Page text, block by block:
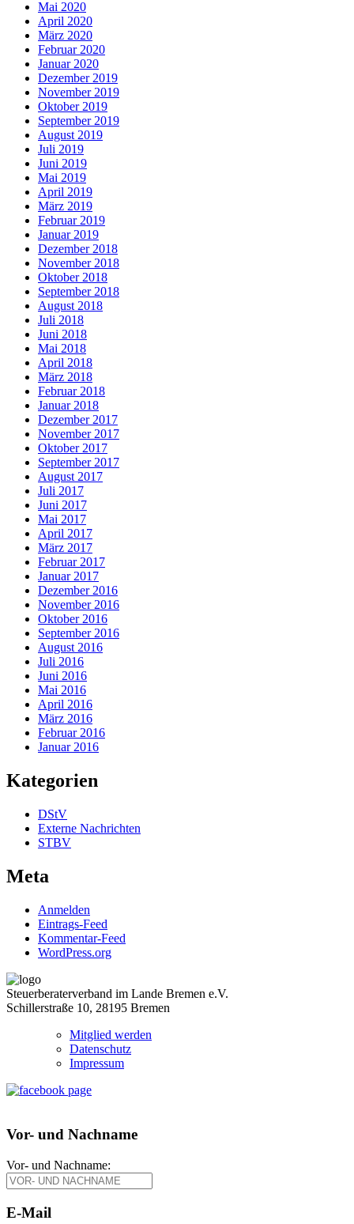
Mai 2020
April 2020
März 2020
Februar 2020
Januar 2020
Dezember 2019
November 2019
Oktober 2019
September 2019
August 2019
Juli 2019
Juni 2019
Mai 2019
April 2019
März 2019
Februar 2019
Januar 2019
Dezember 2018
November 2018
Oktober 2018
September 2018
August 2018
Juli 2018
Juni 2018
Mai 2018
April 2018
März 2018
Februar 2018
Januar 2018
Dezember 2017
November 2017
Oktober 2017
September 2017
August 2017
Juli 2017
Juni 2017
Mai 2017
April 2017
März 2017
Februar 2017
Januar 2017
Dezember 2016
November 2016
Oktober 2016
September 2016
August 2016
Juli 2016
Juni 2016
Mai 2016
April 2016
März 2016
Februar 2016
Januar 2016
Kategorien
DStV
Externe Nachrichten
STBV
Meta
Anmelden
Eintrags-Feed
Kommentar-Feed
WordPress.org
Steuerberaterverband im Lande Bremen e.V.
Schillerstraße 10, 28195 Bremen
Mitglied werden
Datenschutz
Impressum
Vor- und Nachname
Vor- und Nachname:
E-Mail